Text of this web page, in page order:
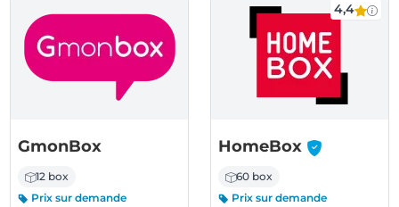
GmonBox
12 box
Prix sur demande
4,4
HomeBox -
60 box
Prix sur demande